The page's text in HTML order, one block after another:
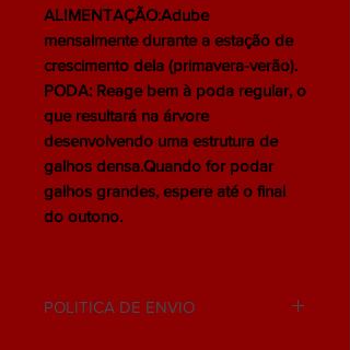
ALIMENTAÇÃO:Adube
mensalmente durante a estação de
crescimento dela (primavera-verão).
PODA: Reage bem à poda regular, o
que resultará na árvore
desenvolvendo uma estrutura de
galhos densa.Quando for podar
galhos grandes, espere até o final
do outono.
POLITICA DE ENVIO